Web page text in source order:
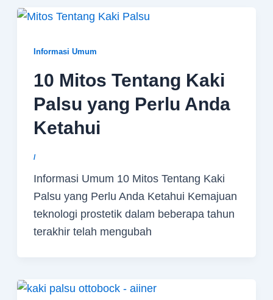
Informasi Umum
10 Mitos Tentang Kaki
Palsu yang Perlu Anda
Ketahui
/
Informasi Umum 10 Mitos Tentang Kaki
Palsu yang Perlu Anda Ketahui Kemajuan
teknologi prostetik dalam beberapa tahun
terakhir telah mengubah